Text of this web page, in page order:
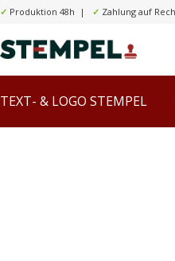
✓ Produktion 48h | ✓ Zahlung auf
TEXT- & LOGO STEMPEL